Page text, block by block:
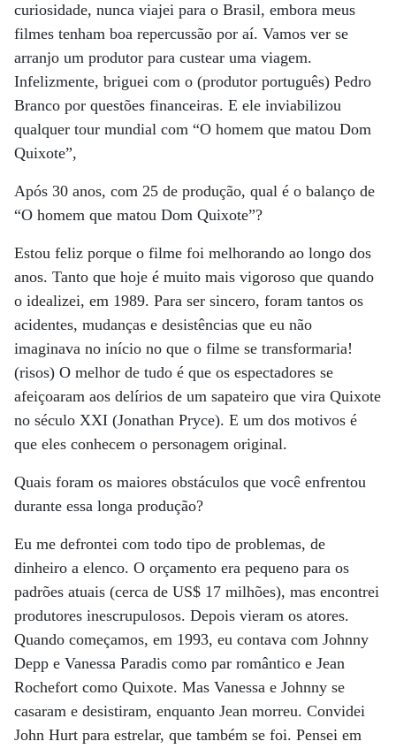
curiosidade, nunca viajei para o Brasil, embora meus
filmes tenham boa repercussão por aí. Vamos ver se
arranjo um produtor para custear uma viagem.
Infelizmente, briguei com o (produtor português) Pedro
Branco por questões financeiras. E ele inviabilizou
qualquer tour mundial com “O homem que matou Dom
Quixote”,
Após 30 anos, com 25 de produção, qual é o balanço de
“O homem que matou Dom Quixote”?
Estou feliz porque o filme foi melhorando ao longo dos
anos. Tanto que hoje é muito mais vigoroso que quando
o idealizei, em 1989. Para ser sincero, foram tantos os
acidentes, mudanças e desistências que eu não
imaginava no início no que o filme se transformaria!
(risos) O melhor de tudo é que os espectadores se
afeiçoaram aos delírios de um sapateiro que vira Quixote
no século XXI (Jonathan Pryce). E um dos motivos é
que eles conhecem o personagem original.
Quais foram os maiores obstáculos que você enfrentou
durante essa longa produção?
Eu me defrontei com todo tipo de problemas, de
dinheiro a elenco. O orçamento era pequeno para os
padrões atuais (cerca de US$ 17 milhões), mas encontrei
produtores inescrupulosos. Depois vieram os atores.
Quando começamos, em 1993, eu contava com Johnny
Depp e Vanessa Paradis como par romântico e Jean
Rochefort como Quixote. Mas Vanessa e Johnny se
casaram e desistiram, enquanto Jean morreu. Convidei
John Hurt para estrelar, que também se foi. Pensei em